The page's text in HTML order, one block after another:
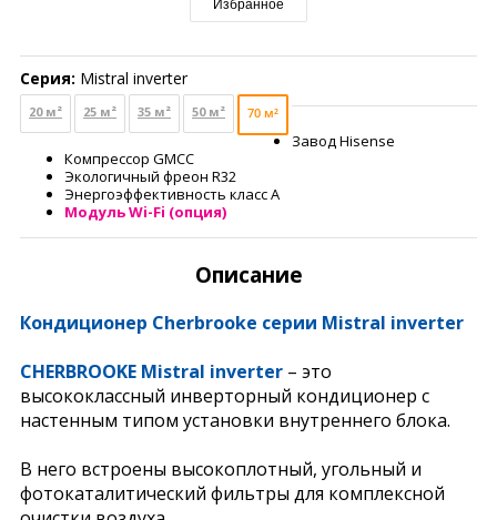
Избранное
Серия: Mistral inverter
20 м² 25 м² 35 м² 50 м² 70 м²
Завод Hisense
Компрессор GMCC
Экологичный фреон R32
Энергоэффективность класс А
Модуль Wi-Fi (опция)
Описание
Кондиционер Cherbrooke серии Mistral inverter
CHERBROOKE Mistral inverter – это
высококлассный инверторный кондиционер с
настенным типом установки внутреннего блока.
В него встроены высокоплотный, угольный и
фотокаталитический фильтры для комплексной